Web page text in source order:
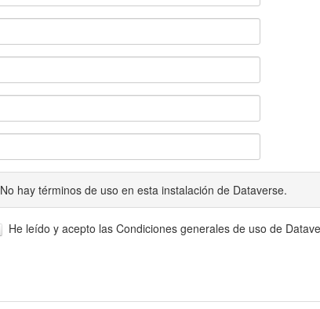
No hay términos de uso en esta instalación de Dataverse.
He leído y acepto las Condiciones generales de uso de